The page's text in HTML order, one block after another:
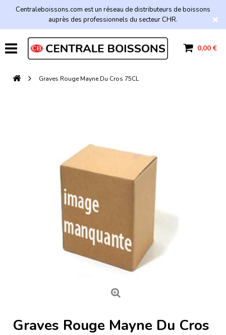
Centraleboissons.com est un réseau de distributeurs de boissons
auprès des professionnels du secteur CHR.
0,00 €
Graves Rouge Mayne Du Cros 75CL
Graves Rouge Mayne Du Cros